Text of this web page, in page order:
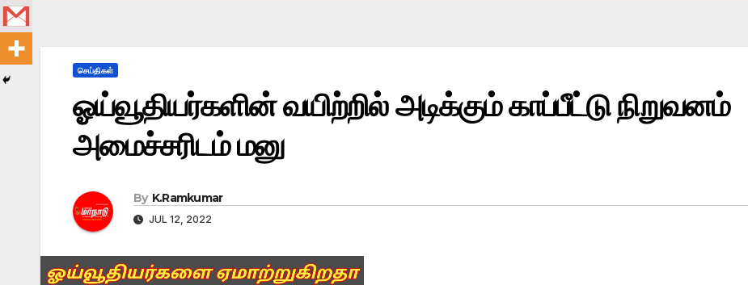
செய்திகள்
ஓய்வூதியர்களின் வயிற்றில் அடிக்கும் காப்பீட்டு நிறுவனம்
அமைச்சரிடம் மனு
By K.Ramkumar
JUL 12, 2022